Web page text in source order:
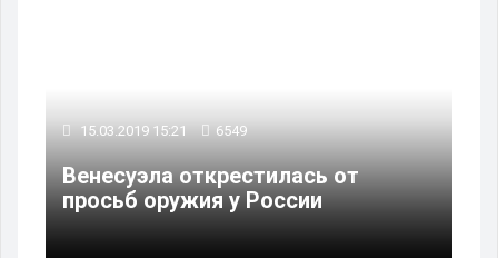
15.03.2019 15:21 6549
Венесуэла открестилась от
просьб оружия у России